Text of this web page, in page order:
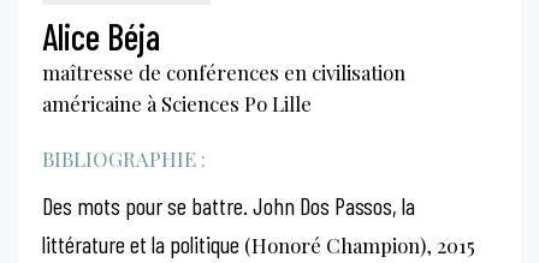
Alice Béja
maîtresse de conférences en civilisation
américaine à Sciences Po Lille
BIBLIOGRAPHIE :
Des mots pour se battre. John Dos Passos, la
littérature et la politique (Honoré Champion), 2015